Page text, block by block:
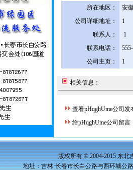
所在地区：
安
公司详细地址：
1
联系人：
1
联系电话：
公司主页：
1
相关信息：
查看pHqghUme公司发
给pHqghUme公司留言
版权所有 © 2004-2015 东北
地址：吉林·长春市长白公路与西环城公